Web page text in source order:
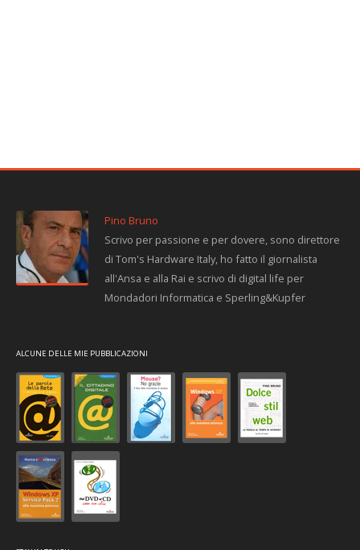
Pino Bruno
Scrivo per passione e per dovere, sono direttore
di Tom's Hardware Italy, ho fatto il giornalista
all'Ansa e alla Rai e scrivo di digital life per
Mondadori Informatica e Sperling&Kupfer
ALCUNE DELLE MIE PUBBLICAZIONI